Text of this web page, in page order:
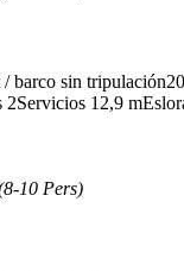
/ barco sin tripulación
2Servicios 12,9 m
10 Pers)